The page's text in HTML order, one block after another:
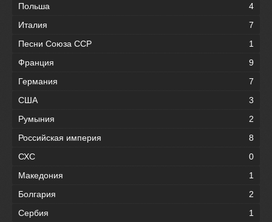
Польша
4
Италия
7
Песни Союза ССР
1
Франция
9
Германия
7
США
3
Румыния
2
Российская империя
8
СХС
0
Македония
1
Болгария
2
Сербия
1